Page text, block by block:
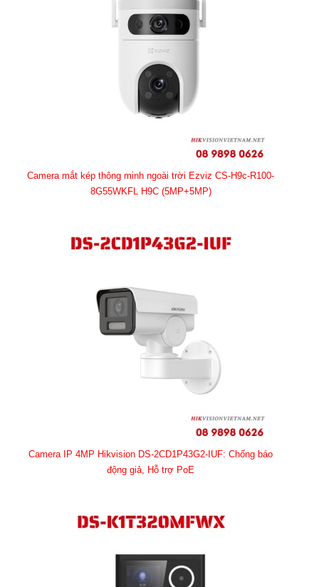
Camera mắt kép thông minh ngoài trời Ezviz CS-H9c-R100-
8G55WKFL H9C (5MP+5MP)
Camera IP 4MP Hikvision DS-2CD1P43G2-IUF: Chống báo
động giả, Hỗ trợ PoE